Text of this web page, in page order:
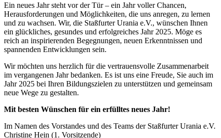
Ein neues Jahr steht vor der Tür – ein Jahr voller Chancen,
Herausforderungen und Möglichkeiten, die uns anregen, zu lernen
und zu wachsen. Wir, die Staßfurter Urania e.V., wünschen Ihnen
ein glückliches, gesundes und erfolgreiches Jahr 2025. Möge es
reich an inspirierenden Begegnungen, neuen Erkenntnissen und
spannenden Entwicklungen sein.
Wir möchten uns herzlich für die vertrauensvolle Zusammenarbeit
im vergangenen Jahr bedanken. Es ist uns eine Freude, Sie auch im
Jahr 2025 bei Ihren Bildungszielen zu unterstützen und gemeinsam
neue Wege zu gestalten.
Mit besten Wünschen für ein erfülltes neues Jahr!
Im Namen des Vorstandes und des Teams der Staßfurter Urania e.V.
Christine Hein (1. Vorsitzende)